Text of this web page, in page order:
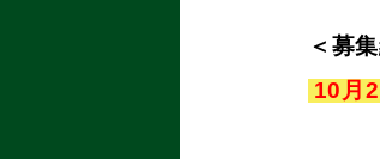
＜募
10月